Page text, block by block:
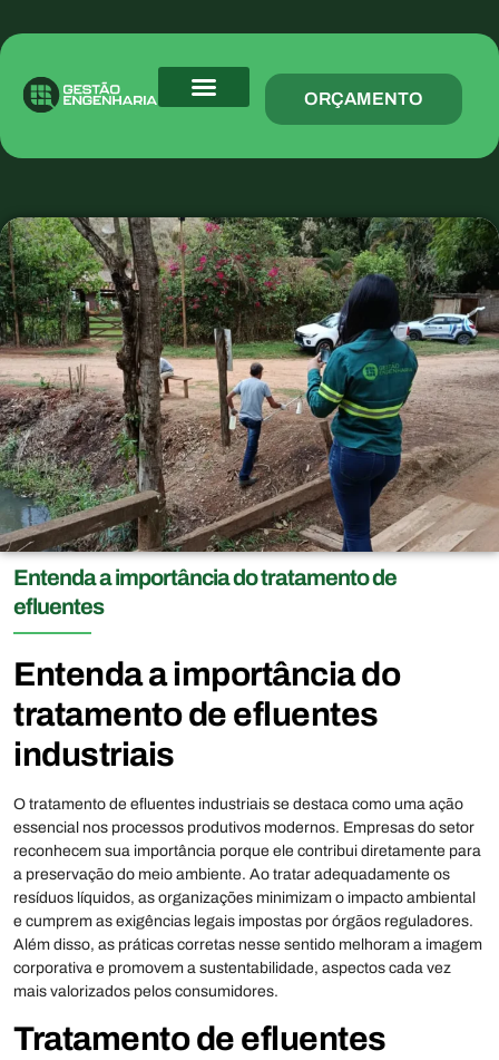
ORÇAMENTO
Entenda a importância do tratamento de
efluentes
Entenda a importância do
tratamento de efluentes
industriais
O tratamento de efluentes industriais se destaca como uma ação
essencial nos processos produtivos modernos. Empresas do setor
reconhecem sua importância porque ele contribui diretamente para
a preservação do meio ambiente. Ao tratar adequadamente os
resíduos líquidos, as organizações minimizam o impacto ambiental
e cumprem as exigências legais impostas por órgãos reguladores.
Além disso, as práticas corretas nesse sentido melhoram a imagem
corporativa e promovem a sustentabilidade, aspectos cada vez
mais valorizados pelos consumidores.
Tratamento de efluentes